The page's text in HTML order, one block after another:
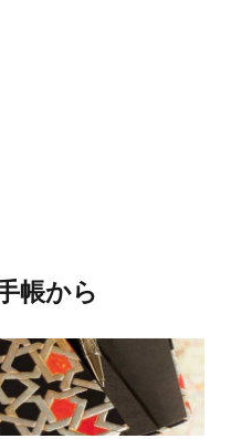
帳から